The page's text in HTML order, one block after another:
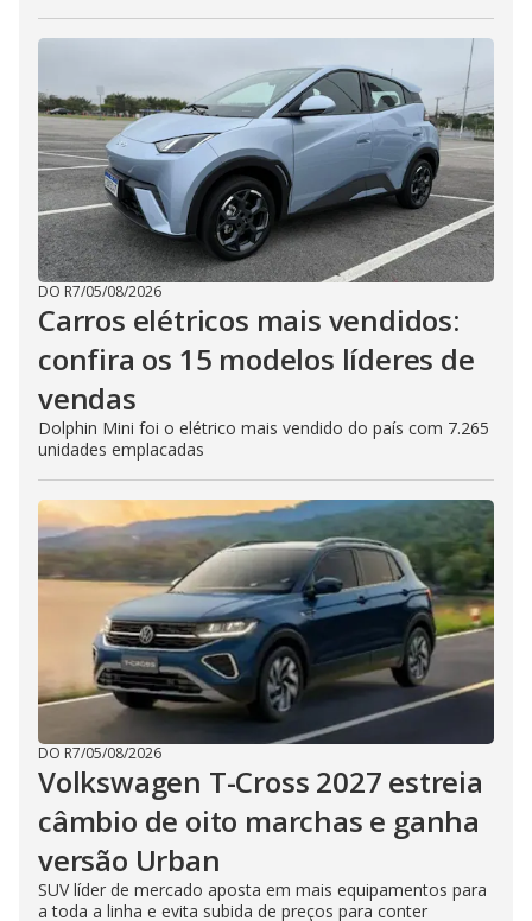
DO R7/05/08/2026
Carros elétricos mais vendidos:
confira os 15 modelos líderes de
vendas
Dolphin Mini foi o elétrico mais vendido do país com 7.265
unidades emplacadas
DO R7/05/08/2026
Volkswagen T-Cross 2027 estreia
câmbio de oito marchas e ganha
versão Urban
SUV líder de mercado aposta em mais equipamentos para
a toda a linha e evita subida de preços para conter